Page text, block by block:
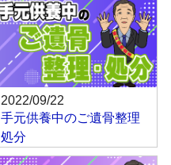
2022/09/22
手元供養中のご遺骨整理
処分